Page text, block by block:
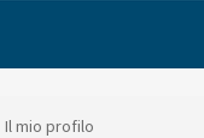
Il mio profilo